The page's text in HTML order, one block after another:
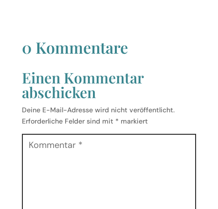
0 Kommentare
Einen Kommentar
abschicken
Deine E-Mail-Adresse wird nicht veröffentlicht.
Erforderliche Felder sind mit * markiert